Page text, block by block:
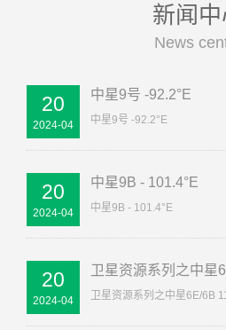
新闻
News
20
2024-04
中星9号 -92.2°E
中星9号 -92.2°E
20
2024-04
中星9B - 101.4°E
中星9B - 101.4°E
20
2024-04
卫星资源系列之中星
卫星资源系列之中星6E/6B